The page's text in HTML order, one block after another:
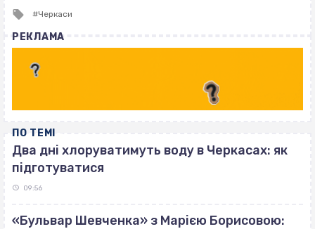
Tagged
Черкаси
РЕКЛАМА
ПО ТЕМІ
Два дні хлоруватимуть воду в Черкасах: як
підготуватися
09:56
«Бульвар Шевченка» з Марією Борисовою: